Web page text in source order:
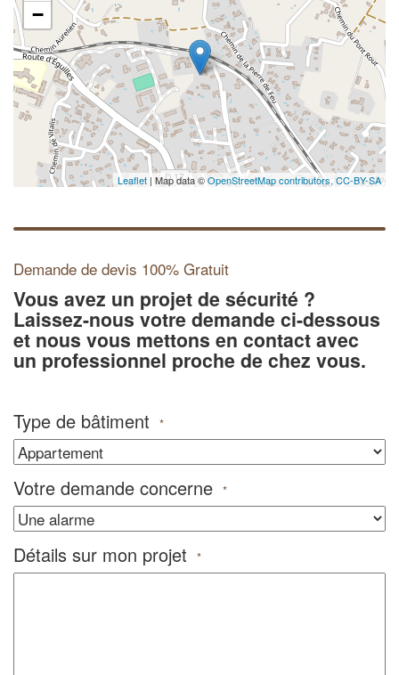
−
Leaflet | Map data ©OpenStreetMap contributors, CC-BY-SA
Demande de devis 100% Gratuit
Vous avez un projet de sécurité ?
Laissez-nous votre demande ci-dessous
et nous vous mettons en contact avec
un professionnel proche de chez vous.
Type de bâtiment *
Votre demande concerne *
Détails sur mon projet *